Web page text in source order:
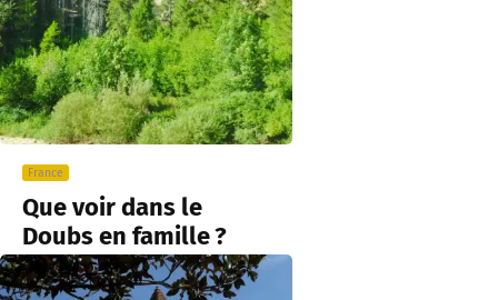
France
Que voir dans le
Doubs en famille ?